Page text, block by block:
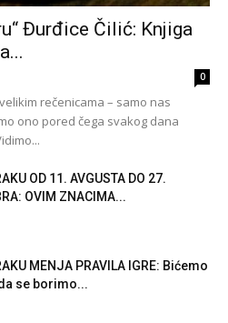
Đurđice Čilić: Knjiga
0
rečenicama – samo nas
ono pored čega svakog dana
OD 11. AVGUSTA DO 27.
OVIM ZNACIMA...
MENJA PRAVILA IGRE: Bićemo
se borimo...